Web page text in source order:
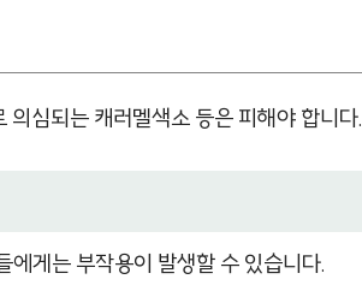
심되는 캐러멜색소 등은 피해야 합니다.
게는 부작용이 발생할 수 있습니다.